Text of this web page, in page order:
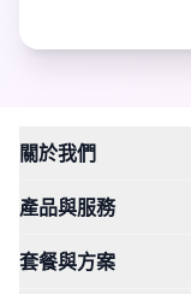
關於我們
產品與服務
套餐與方案